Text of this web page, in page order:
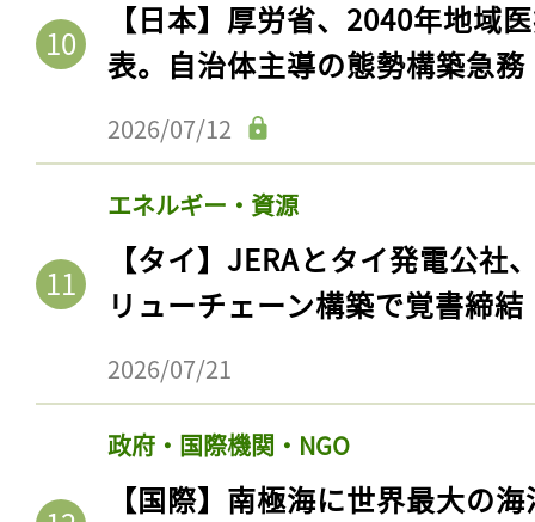
【日本】厚労省、2040年地域
表。自治体主導の態勢構築急務
2026/07/12
エネルギー・資源
【タイ】JERAとタイ発電公社
リューチェーン構築で覚書締結
2026/07/21
政府・国際機関・NGO
【国際】南極海に世界最大の
記事をお気に入りに
ログインが必